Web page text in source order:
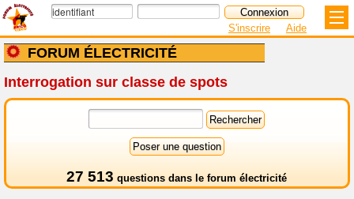
FORUM ÉLECTRICITÉ
S'inscrire Aide
Interrogation sur classe de spots
27 513 questions dans le forum électricité